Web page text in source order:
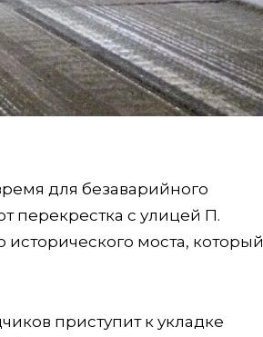
для безаварийного
перекрестка с улицей П.
исторического моста, который
приступит к укладке